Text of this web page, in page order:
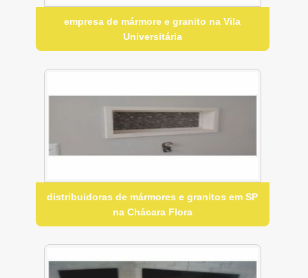
empresa de mármore e granito na Vila
Universitária
distribuidoras de mármores e granitos em SP
na Chácara Flora